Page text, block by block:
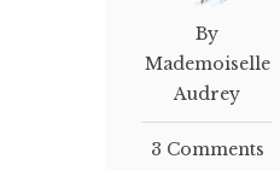
By
Mademoiselle
Audrey
3 Comments